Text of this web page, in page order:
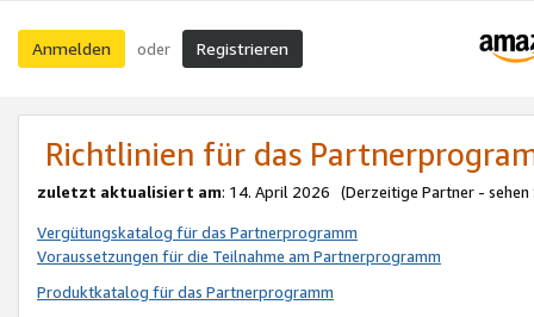
Anmelden oder Registrieren
Richtlinien für das
zuletzt aktualisiert am: 14. April 2026 (Derzeitige Partner - sehen
Vergütungskatalog für das Partnerprogramm
Voraussetzungen für die Teilnahme am Partnerprogramm
Produktkatalog für das Partnerprogramm